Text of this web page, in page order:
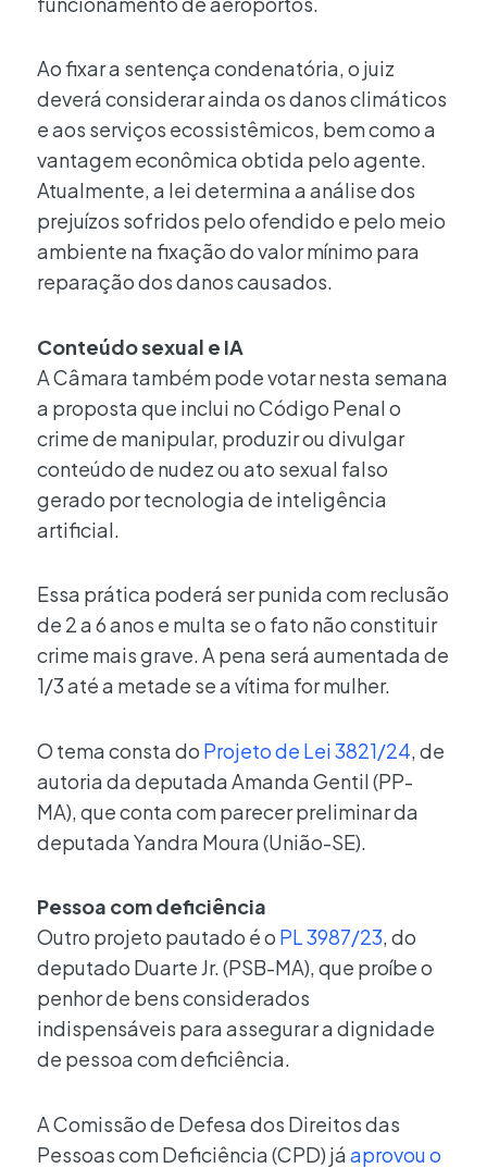
Ao fixar a sentença condenatória, o juiz
deverá considerar ainda os danos climáticos
e aos serviços ecossistêmicos, bem como a
vantagem econômica obtida pelo agente.
Atualmente, a lei determina a análise dos
prejuízos sofridos pelo ofendido e pelo meio
ambiente na fixação do valor mínimo para
reparação dos danos causados.
Conteúdo sexual e IA
A Câmara também pode votar nesta semana
a proposta que inclui no Código Penal o
crime de manipular, produzir ou divulgar
conteúdo de nudez ou ato sexual falso
gerado por tecnologia de inteligência
artificial.
Essa prática poderá ser punida com reclusão
de 2 a 6 anos e multa se o fato não constituir
crime mais grave. A pena será aumentada de
1/3 até a metade se a vítima for mulher.
O tema consta do Projeto de Lei 3821/24 , de
autoria da deputada Amanda Gentil (PP-
MA), que conta com parecer preliminar da
deputada Yandra Moura (União-SE).
Pessoa com deficiência
Outro projeto pautado é o PL 3987/23, do
deputado Duarte Jr. (PSB-MA), que proíbe o
penhor de bens considerados
indispensáveis para assegurar a dignidade
de pessoa com deficiência.
A Comissão de Defesa dos Direitos das
Pessoas com Deficiência (CPD) jáaprovou o